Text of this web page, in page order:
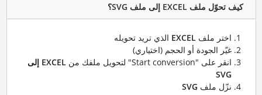
كيف تحوّل ملف EXCEL إلى ملف SVG؟
اختر ملف EXCELالذي تريد تحويله
غيّر الجودة أو الحجم (اختياري)
انقر على "Start conversion" لتحويل ملفك من
EXCEL إلى
SVG
نزّل ملف SVG